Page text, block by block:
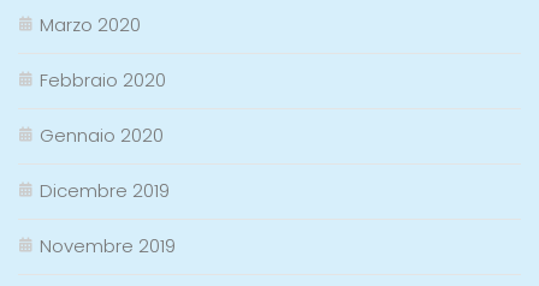
Marzo 2020
Febbraio 2020
Gennaio 2020
Dicembre 2019
Novembre 2019